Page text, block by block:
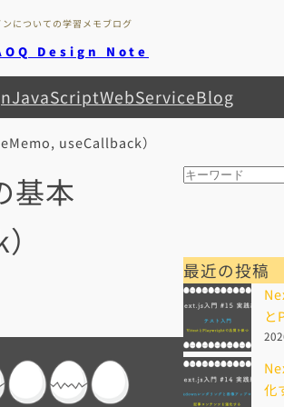
ンについての学習メモブログ
Design Note
JavaScriptWebServiceBlog
useCallback）
基本
検
最近の投稿
化